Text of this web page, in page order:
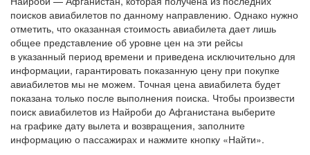
поисков авиабилетов по данному направлению. Однако нужно
отметить, что оказанная стоимость авиабилета дает лишь
общее представление об уровне цен на эти рейсы
в указанный период времени и приведена исключительно для
информации, гарантировать показанную цену при покупке
авиабилетов мы не можем. Точная цена авиабилета будет
показана только после выполнения поиска. Чтобы произвести
поиск авиабилетов из Найроби до Афганистана выберите
на графике дату вылета и возвращения, заполните
информацию о пассажирах и нажмите кнопку «Найти».